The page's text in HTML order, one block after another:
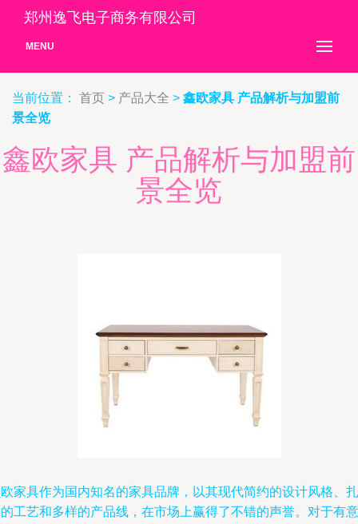
郑州逸飞电子商务有限公司
MENU
当前位置： 首页 > 产品大全 > 鑫欧家具 产品解析与加盟前
景全览
鑫欧家具 产品解析与加盟前
景全览
家具作为国内知名的家具品牌，以其现代简约的设计风格、扎
工艺和多样的产品线，在市场上赢得了不错的声誉。对于有意